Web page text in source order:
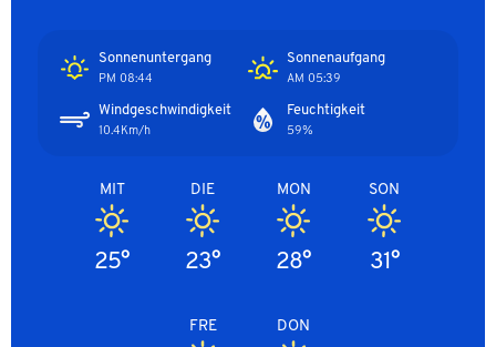
Sonnenaufgang
05:39 AM
Sonnenuntergang
08:44 PM
Feuchtigkeit
59%
Windgeschwindigkeit
10.4Km/h
SON
31°
MON
28°
DIE
23°
MIT
25°
DON
FRE